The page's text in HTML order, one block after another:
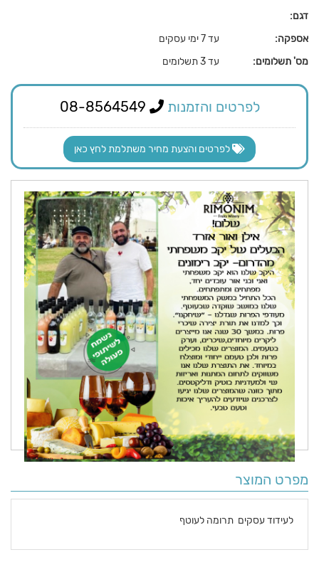
דגם:
אספקה:
עד 7 ימי עסקים
מס' תשלומים:
עד 3 תשלומים
לפרטים והזמנות
לפרטים והצעת מחיר משתלמת לחץ כאן
מפרט המוצר
לעידוד עסקים תרומה לעוטף